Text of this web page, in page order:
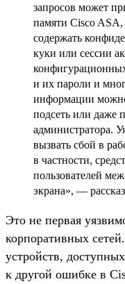
запросов может
памяти Cisco ASA,
содержать
куки или сессии
и их пароли и
информации
подсеть или даже
администратора.
вызвать сбой в
в частности,
пользователей
экрана», —
Это не первая
корпоративных
устройств,
к другой ошибке в